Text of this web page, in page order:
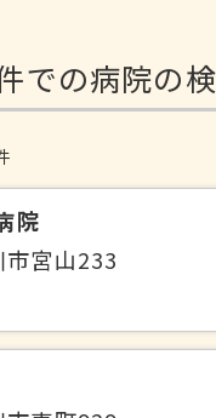
での病院の
院
宮山233